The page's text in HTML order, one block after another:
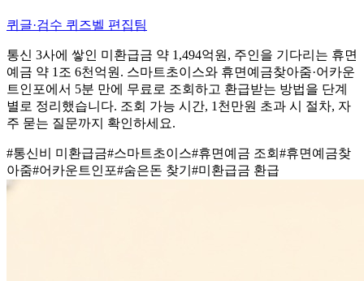
퀴 글·검수 퀴즈벨 편집팀
통신 3사에 쌓인 미환급금 약 1,494억원, 주인을 기다리는 휴면
예금 약 1조 6천억원. 스마트초이스와 휴면예금찾아줌·어카운
트인포에서 5분 만에 무료로 조회하고 환급받는 방법을 단계
별로 정리했습니다. 조회 가능 시간, 1천만원 초과 시 절차, 자
주 묻는 질문까지 확인하세요.
#통신비 미환급금#스마트초이스#휴면예금 조회 #휴면예금찾
아줌#어카운트인포#숨은돈 찾기 #미환급금 환급